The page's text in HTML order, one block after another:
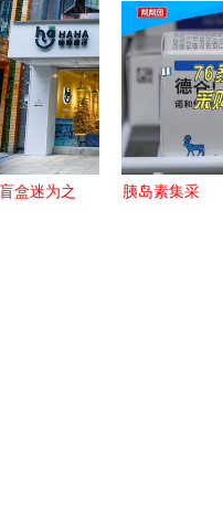
八条街的风
情
方，却独独
未至厦门？
盲盒迷为之
胰岛素集采